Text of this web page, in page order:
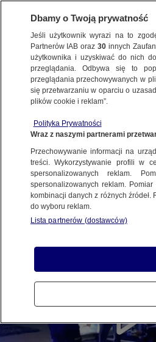
WARSZAWA
BIELANY
na przystanku. Obok
pięcioletnia
17.09.2025, 13:05
Posłuchaj artykułu
Czyta lektor AI
Dbamy o Twoją prywatność
Jeśli użytkownik wyrazi na to
Partnerów IAB oraz30 innych
użytkownika i uzyskiwać do nich
przeglądania. Odbywa się to
przeglądania przechowywanych w
się przetwarzaniu w oparciu o
plików cookie i reklam”.
Polityka Prywatności
Wraz z naszymi partnerami
Przechowywanie informacji na
treści. Wykorzystywanie profili w
spersonalizowanych reklam.
spersonalizowanych reklam.
kombinacji danych z różnych
do wyboru reklam.
Lista partnerów (dostawców)